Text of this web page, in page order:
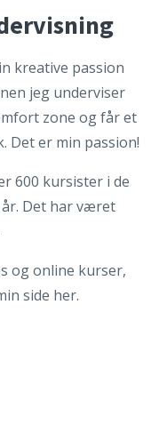
kreative passion
jeg underviser
zone og får et
Det er min passion!
600 kursister i de
Det har været
og online kurser,
side her.